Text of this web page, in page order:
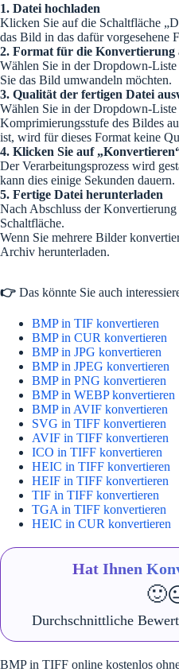
1. Datei hochladen
Klicken Sie auf die Schaltfläche
das Bild in das dafür vorgesehene
2. Format für die Konvertierung
Wählen Sie in der Dropdown-Liste
Sie das Bild umwandeln möchten.
3. Qualität der fertigen Datei
Wählen Sie in der Dropdown-Liste
Komprimierungsstufe des Bildes
ist, wird für dieses Format keine
4. Klicken Sie auf
Der Verarbeitungsprozess wird
kann dies einige Sekunden dauern.
5. Fertige Datei herunterladen
Nach Abschluss der
Schaltfläche.
Wenn Sie mehrere Bilder
Archiv herunterladen.
👉 Das könnte Sie auch
BMP in TIF konvertieren
BMP in CUR konvertieren
BMP in JPG konvertieren
BMP in JPEG konvertieren
BMP in PNG konvertieren
BMP in WEBP konvertieren
BMP in AVIF konvertieren
SVG in TIFF konvertieren
AVIF in TIFF konvertieren
ICO in TIFF konvertieren
HEIC in TIFF konvertieren
HEIF in TIFF konvertieren
TIF in TIFF konvertieren
TGA in TIFF konvertieren
HEIC in CUR konvertieren
Hat Ihnen
🙂
Durchschnittliche
BMP in TIFF online kostenlos